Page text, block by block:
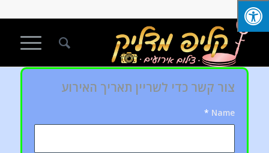
צור קשר כדי לשריין תאריך האירוע
Name
*